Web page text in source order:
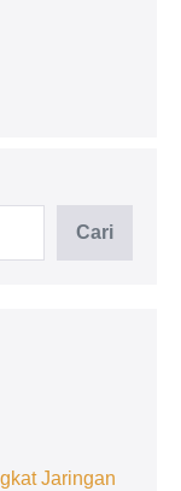
Cari
Jaringan